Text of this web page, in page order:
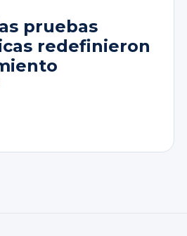
pruebas
redefinieron